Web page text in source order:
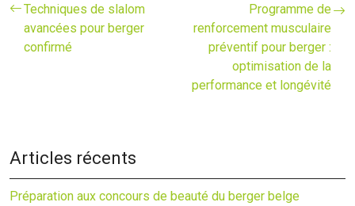
Techniques de slalom
avancées pour berger
confirmé
Programme de
renforcement musculaire
préventif pour berger :
optimisation de la
performance et longévité
Articles récents
Préparation aux concours de beauté du berger belge